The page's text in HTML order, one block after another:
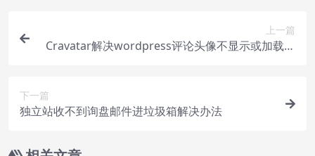
上一篇
Cravatar解决wordpress评论头像不显示或加载慢
下一篇
独立站收不到询盘邮件进垃圾箱解决办法